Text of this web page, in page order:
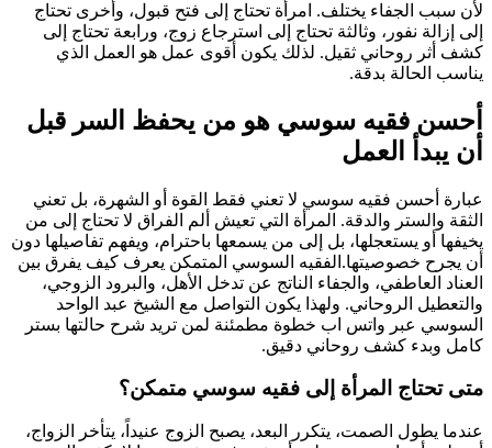
لأن سبب الجفاء يختلف. امرأة تحتاج إلى فتح قبول، وأخرى تحتاج
إلى إزالة نفور، وثالثة تحتاج إلى استرجاع زوج، ورابعة تحتاج إلى
كشف أثر روحاني ثقيل. لذلك يكون أقوى عمل هو العمل الذي
يناسب الحالة بدقة.
أحسن فقيه سوسي هو من يحفظ السر قبل
أن يبدأ العمل
عبارة أحسن فقيه سوسي لا تعني فقط القوة أو الشهرة، بل تعني
الثقة والستر والدقة. المرأة التي تعيش ألم الفراق لا تحتاج إلى من
يخيفها أو يستعجلها، بل إلى من يسمعها باحترام، ويفهم تفاصيلها دون
أن يجرح خصوصيتها.الفقيه السوسي المتمكن يعرف كيف يفرق بين
العناد العاطفي، والجفاء الناتج عن تدخل الأهل، والبرود الزوجي،
والتعطيل الروحاني. ولهذا يكون التواصل مع الشيخ عبد الواحد
السوسي عبر واتس اب خطوة مطمئنة لمن تريد شرح حالتها بستر
كامل وبدء كشف روحاني دقيق.
متى تحتاج المرأة إلى فقيه سوسي متمكن؟
عندما يطول الصمت، يتكرر البعد، يصبح الزوج عنيداً، يتأخر الزواج،